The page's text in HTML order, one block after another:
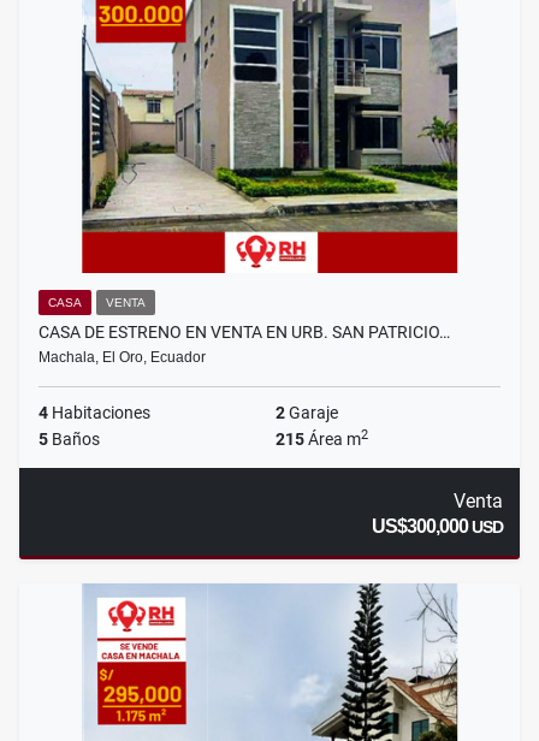
CASA VENTA
CASA DE ESTRENO EN VENTA EN URB. SAN PATRICIO…
Machala, El Oro, Ecuador
4 Habitaciones 2Garaje
5 Baños 215Área m2
Venta
US$300,000USD